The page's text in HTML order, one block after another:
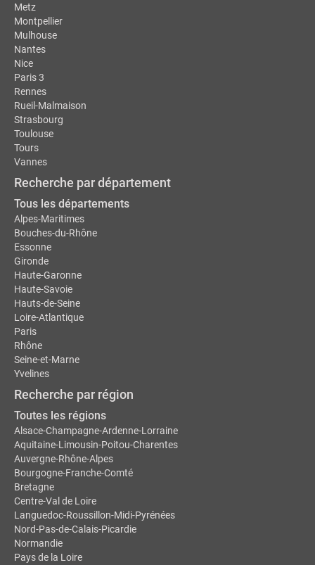
Metz
Montpellier
Mulhouse
Nantes
Nice
Paris 3
Rennes
Rueil-Malmaison
Strasbourg
Toulouse
Tours
Vannes
Recherche par département
Tous les départements
Alpes-Maritimes
Bouches-du-Rhône
Essonne
Gironde
Haute-Garonne
Haute-Savoie
Hauts-de-Seine
Loire-Atlantique
Paris
Rhône
Seine-et-Marne
Yvelines
Recherche par région
Toutes les régions
Alsace-Champagne-Ardenne-Lorraine
Aquitaine-Limousin-Poitou-Charentes
Auvergne-Rhône-Alpes
Bourgogne-Franche-Comté
Bretagne
Centre-Val de Loire
Languedoc-Roussillon-Midi-Pyrénées
Nord-Pas-de-Calais-Picardie
Normandie
Pays de la Loire